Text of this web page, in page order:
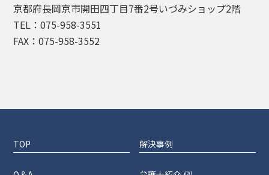
京都府長岡京市開田四丁目7番2号いづみショップ2階
TEL：075-958-3551
FAX：075-958-3552
TOP 解決事例